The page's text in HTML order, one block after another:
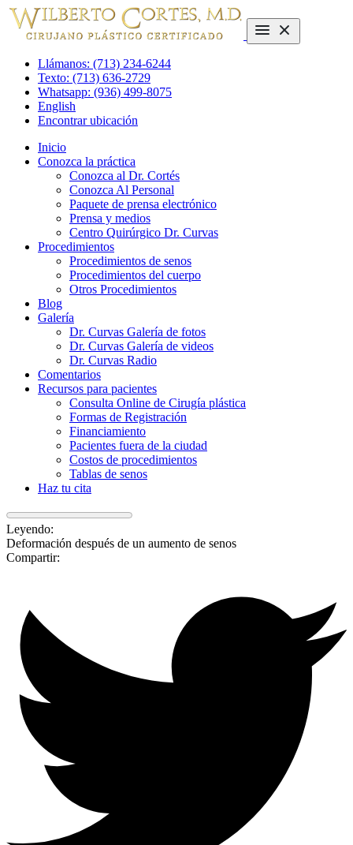
Llámanos: (713) 234-6244
Texto: (713) 636-2729
Whatsapp: (936) 499-8075
English
Encontrar ubicación
Inicio
Conozca la práctica
Conozca al Dr. Cortés
Conozca Al Personal
Paquete de prensa electrónico
Prensa y medios
Centro Quirúrgico Dr. Curvas
Procedimientos
Procedimientos de senos
Procedimientos del cuerpo
Otros Procedimientos
Blog
Galería
Dr. Curvas Galería de fotos
Dr. Curvas Galería de videos
Dr. Curvas Radio
Comentarios
Recursos para pacientes
Consulta Online de Cirugía plástica
Formas de Registración
Financiamiento
Pacientes fuera de la ciudad
Costos de procedimientos
Tablas de senos
Haz tu cita
Leyendo:
Deformación después de un aumento de senos
Compartir: